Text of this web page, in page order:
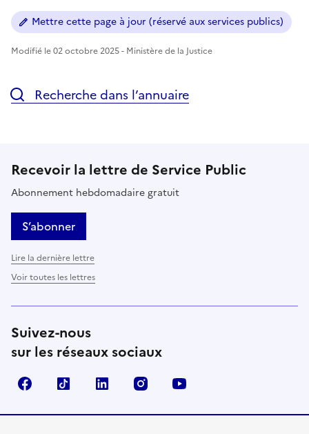
Mettre cette page à jour (réservé aux services publics)
Modifié le 02 octobre 2025 - Ministère de la Justice
Recherche dans l’annuaire
Recevoir la lettre de Service Public
Abonnement hebdomadaire gratuit
S’abonner
Lire la dernière lettre
Voir toutes les lettres
Suivez-nous
sur les réseaux sociaux
FacebookTikTok LinkedIn Instagram